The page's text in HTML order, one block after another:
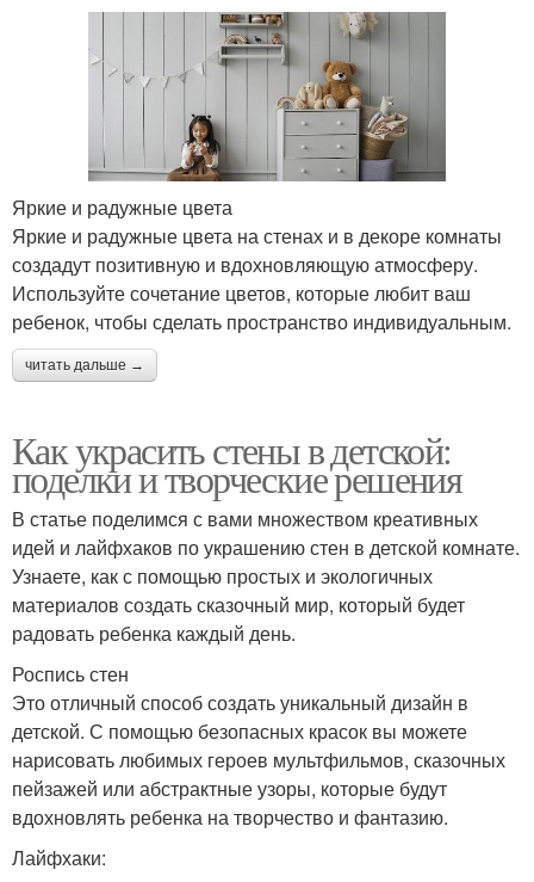
Яркие и радужные цвета
Яркие и радужные цвета на стенах и в декоре комнаты
создадут позитивную и вдохновляющую атмосферу.
Используйте сочетание цветов, которые любит ваш
ребенок, чтобы сделать пространство индивидуальным.
читать дальше →
Как украсить стены в детской:
поделки и творческие решения
В статье поделимся с вами множеством креативных
идей и лайфхаков по украшению стен в детской комнате.
Узнаете, как с помощью простых и экологичных
материалов создать сказочный мир, который будет
радовать ребенка каждый день.
Роспись стен
Это отличный способ создать уникальный дизайн в
детской. С помощью безопасных красок вы можете
нарисовать любимых героев мультфильмов, сказочных
пейзажей или абстрактные узоры, которые будут
вдохновлять ребенка на творчество и фантазию.
Лайфхаки: